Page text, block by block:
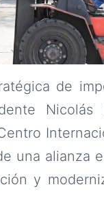
de
una alianza
y